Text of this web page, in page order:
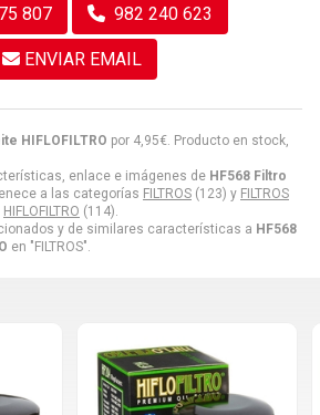
HIFLOFILTRO por 4,95€ . Producto en stock,
enlace e imágenes de HF568 Filtro
a las categorías FILTROS (123) y FILTROS
HIFLOFILTRO (114).
y de similares características a HF568
en "FILTROS".
807 982 240 623
ENVIAR EMAIL